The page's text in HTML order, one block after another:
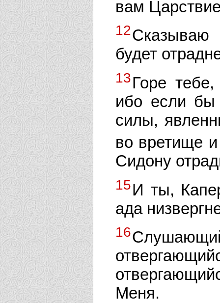
вам
12
будет
13Горе
ибо если
силы,
во вретище
Сидону
15И ты,
ада
16
Меня.